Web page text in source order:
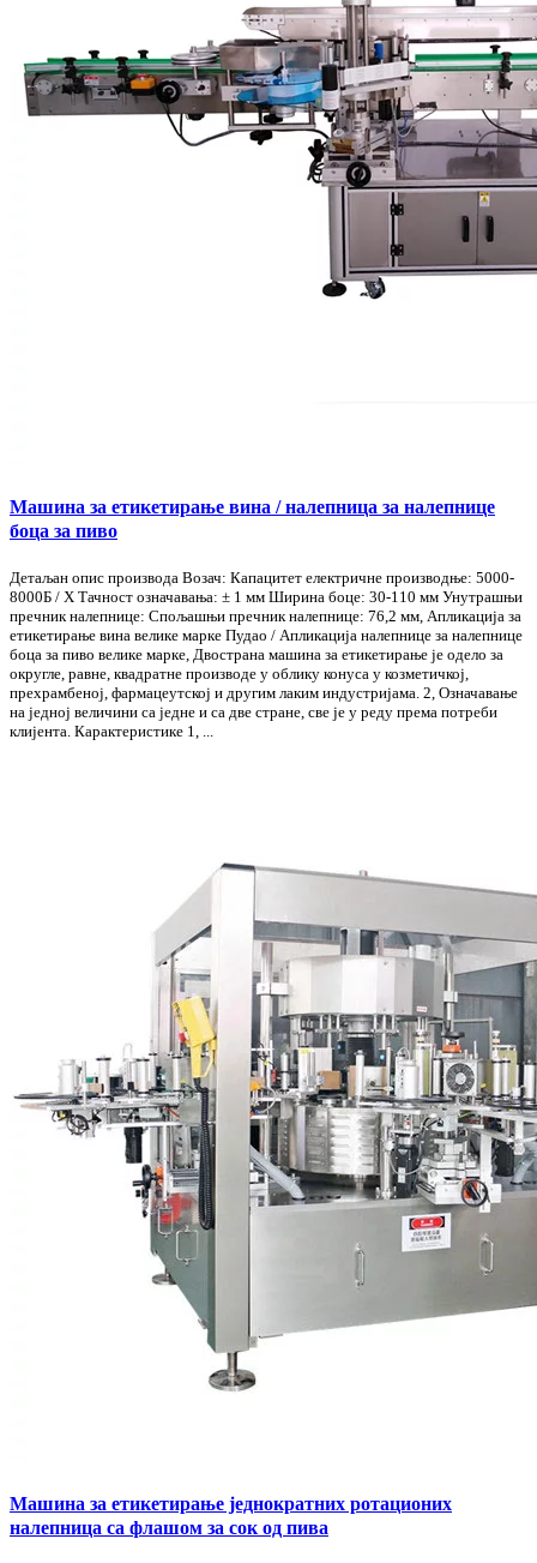
Машина за етикетирање вина / налепница за налепнице
боца за пиво
Детаљан опис производа Возач: Капацитет електричне производње: 5000-
8000Б / Х Тачност означавања: ± 1 мм Ширина боце: 30-110 мм Унутрашњи
пречник налепнице: Спољашњи пречник налепнице: 76,2 мм, Апликација за
етикетирање вина велике марке Пудао / Апликација налепнице за налепнице
боца за пиво велике марке, Двострана машина за етикетирање је одело за
округле, равне, квадратне производе у облику конуса у козметичкој,
прехрамбеној, фармацеутској и другим лаким индустријама. 2, Означавање
на једној величини са једне и са две стране, све је у реду према потреби
клијента. Карактеристике 1, ...
Машина за етикетирање једнократних ротационих
налепница са флашом за сок од пива